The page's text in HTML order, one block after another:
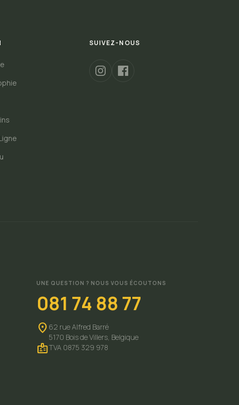
SUIVEZ-NOUS
UNE QUESTION ? NOUS VOUS ÉCOUTONS
081 74 88 77
location_on 62 rue Alfred Barré
5170 Bois de Villers, Belgique
badgeTVA 0875 329 978